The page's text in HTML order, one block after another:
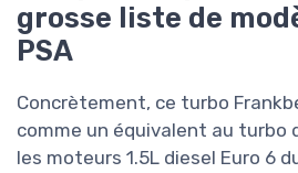
grosse liste de
PSA
Concrètement, ce turbo
comme un équivalent au turbo
les moteurs 1.5L diesel Euro 6